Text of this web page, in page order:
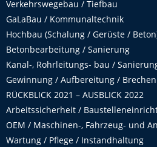
Verkehrswegebau / Tiefbau
GaLaBau / Kommunaltechnik
Hochbau (Schalung / Gerüste /
Betonbearbeitung / Sanierung
Kanal-, Rohrleitungs- bau /
Gewinnung / Aufbereitung /
RÜCKBLICK 2021 – AUSBLICK 2022
Arbeitssicherheit /
OEM / Maschinen-, Fahrzeug- und
Wartung / Pflege / Instandhaltung